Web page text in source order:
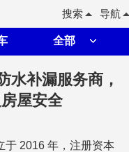
导航
搜索
全部
水补漏服务商，
屋安全
于 2016 年，注册资本